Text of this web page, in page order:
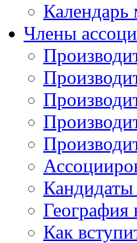
Члены
Кандидаты
География
Как